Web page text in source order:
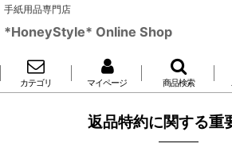
手紙用品専門店
*HoneyStyle* Online Shop
カテゴリ マイページ 商品検索
返品特約に関する重